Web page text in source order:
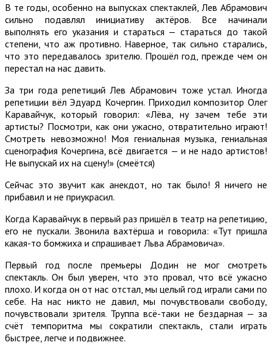
В те годы, особенно на выпусках спектаклей, Лев Абрамович
сильно подавлял инициативу актёров. Все начинали
выполнять его указания и стараться — стараться до такой
степени, что аж противно. Наверное, так сильно старались,
что это передавалось зрителю. Прошёл год, прежде чем он
перестал на нас давить.
За три года репетиций Лев Абрамович тоже устал. Иногда
репетиции вёл Эдуард Кочергин. Приходил композитор Олег
Каравайчук, который говорил: «Лёва, ну зачем тебе эти
артисты? Посмотри, как они ужасно, отвратительно играют!
Смотреть невозможно! Моя гениальная музыка, гениальная
сценография Кочергина, всё двигается — и не надо артистов!
Не выпускай их на сцену!» (смеётся)
Сейчас это звучит как анекдот, но так было! Я ничего не
прибавил и не приукрасил.
Когда Каравайчук в первый раз пришёл в театр на репетицию,
его не пускали. Звонила вахтёрша и говорила: «Тут пришла
какая-то бомжиха и спрашивает Льва Абрамовича».
Первый год после премьеры Додин не мог смотреть
спектакль. Он был уверен, что это провал, что всё ужасно
плохо. И когда он от нас отстал, мы целый год играли сами по
себе. На нас никто не давил, мы почувствовали свободу,
почувствовали зрителя. Труппа всё-таки не бездарная — за
счёт темпоритма мы сократили спектакль, стали играть
быстрее, легче и подвижнее.